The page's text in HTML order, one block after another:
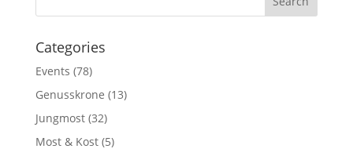
Categories
Events (78)
Genusskrone (13)
Jungmost(32)
Most & Kost(5)